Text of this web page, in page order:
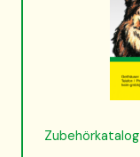
Zubehörkatalog